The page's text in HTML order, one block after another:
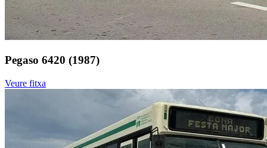
Pegaso 6420 (1987)
Veure fitxa